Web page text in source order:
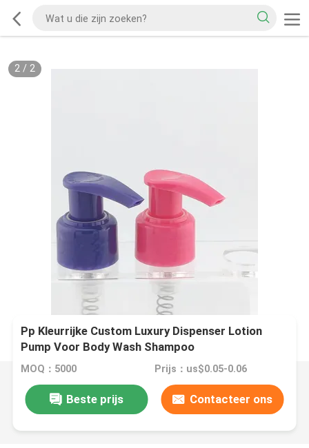
2/ 2
Pp Kleurrijke Custom Luxury Dispenser Lotion
Pump Voor Body Wash Shampoo
MOQ：5000 Prijs：us$0.05-0.06
Beste prijs Contacteer ons